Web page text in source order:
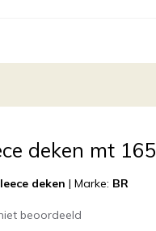
deken mt 165
deken |Marke: BR
beoordeeld